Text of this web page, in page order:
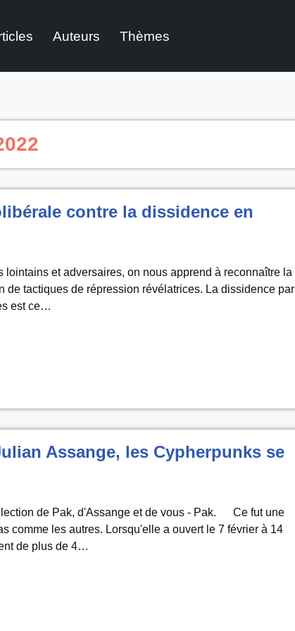
Auteurs Thèmes
contre la dissidence en
lointains et adversaires, on nous apprend à reconnaître la
de tactiques de répression révélatrices. La dissidence par
est ce…
Assange, les Cypherpunks se
de Pak, d'Assange et de vous - Pak. Ce fut une
comme les autres. Lorsqu'elle a ouvert le 7 février à 14
de plus de 4…